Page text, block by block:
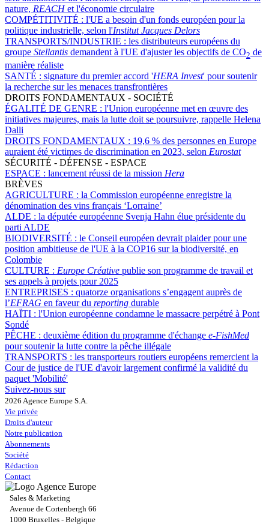
nature, REACHet l'économie circulaire
COMPÉTITIVITÉ : l'UE a besoin d'un fonds européen pour la
politique industrielle, selon l'Institut Jacques Delors
TRANSPORTS/INDUSTRIE : les distributeurs européens du
groupe Stellantis demandent à l'UE d'ajuster les objectifs de CO2 de
manière réaliste
SANTÉ : signature du premier accord 'HERA Invest' pour soutenir
la recherche sur les menaces transfrontières
DROITS FONDAMENTAUX - SOCIÉTÉ
ÉGALITÉ DE GENRE : l'Union européenne met en œuvre des
initiatives majeures, mais la lutte doit se poursuivre, rappelle Helena
Dalli
DROITS FONDAMENTAUX : 19,6 % des personnes en Europe
auraient été victimes de discrimination en 2023, selon Eurostat
SÉCURITÉ - DÉFENSE - ESPACE
ESPACE : lancement réussi de la mission Hera
BRÈVES
AGRICULTURE : la Commission européenne enregistre la
dénomination des vins français ‘Lorraine’
ALDE : la députée européenne Svenja Hahn élue présidente du
parti ALDE
BIODIVERSITÉ : le Conseil européen devrait plaider pour une
position ambitieuse de l'UE à la COP16 sur la biodiversité, en
Colombie
CULTURE : Europe Créative publie son programme de travail et
ses appels à projets pour 2025
ENTREPRISES : quatorze organisations s’engagent auprès de
l’EFRAG en faveur du reporting durable
HAÏTI : l'Union européenne condamne le massacre perpétré à Pont
Sondé
PÊCHE : deuxième édition du programme d'échange e-FishMed
pour soutenir la lutte contre la pêche illégale
TRANSPORTS : les transporteurs routiers européens remercient la
Cour de justice de l'UE d'avoir largement confirmé la validité du
paquet 'Mobilité'
Suivez-nous sur
2026 Agence Europe S.A.
Vie privée
Droits d'auteur
Notre publication
Abonnements
Société
Rédaction
Contact
Sales & Marketing
Avenue de Cortenbergh 66
1000 Bruxelles - Belgique